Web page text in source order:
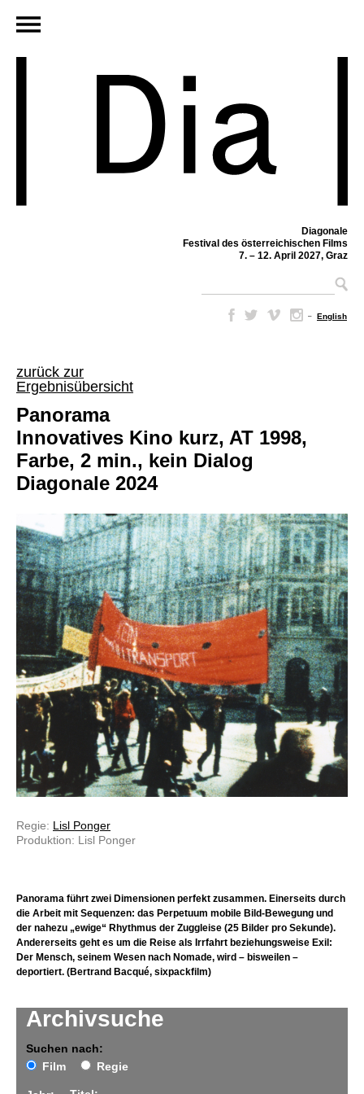
Diagonale
Festival des österreichischen Films
7. – 12. April 2027, Graz
– English
zurück zur
Ergebnisübersicht
Archivsuche
Suchen nach:
Film
Regie
Panorama
Innovatives Kino kurz, AT 1998,
Farbe, 2 min., kein Dialog
Diagonale 2024
Regie: Lisl Ponger
Produktion: Lisl Ponger
Panorama führt zwei Dimensionen perfekt zusammen. Einerseits durch
die Arbeit mit Sequenzen: das Perpetuum mobile Bild-Bewegung und
der nahezu „ewige“ Rhythmus der Zuggleise (25 Bilder pro Sekunde).
Andererseits geht es um die Reise als Irrfahrt beziehungsweise Exil:
Der Mensch, seinem Wesen nach Nomade, wird – bisweilen –
deportiert. (Bertrand Bacqué, sixpackfilm)